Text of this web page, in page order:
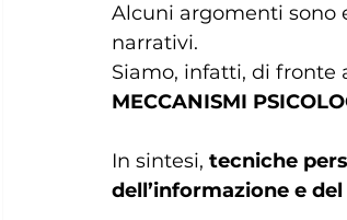
Alcuni argomenti sono
narrativi.
Siamo, infatti, di fronte
MECCANISMI
In sintesi, tecniche
dell’informazione e